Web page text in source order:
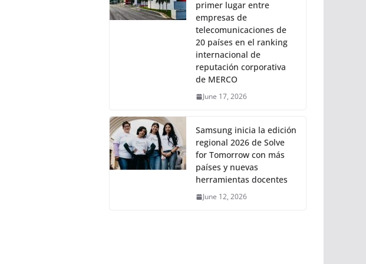
primer lugar entre
empresas de
telecomunicaciones de
20 países en el ranking
internacional de
reputación corporativa
de MERCO
June 17, 2026
Samsung inicia la edición
regional 2026 de Solve
for Tomorrow con más
países y nuevas
herramientas docentes
June 12, 2026